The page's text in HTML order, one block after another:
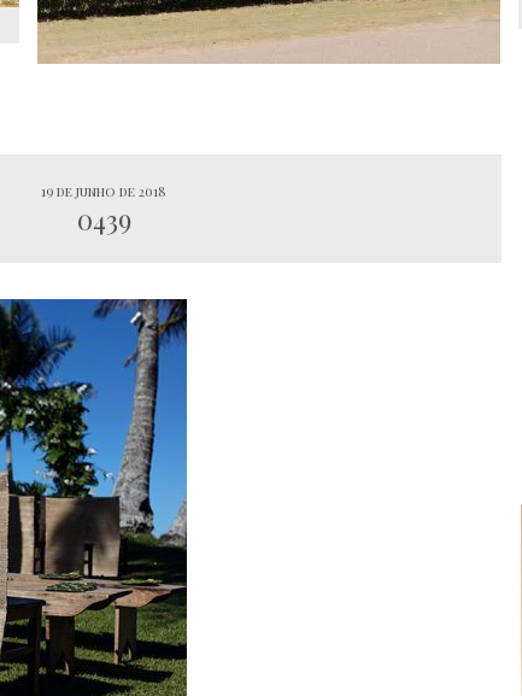
19 de junho de 2018
0439